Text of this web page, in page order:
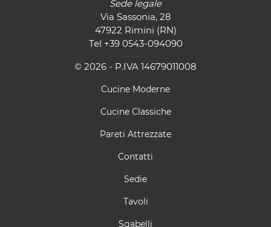
Sede legale
Via Sassonia, 28
47922 Rimini (RN)
Tel +39 0543-094090
© 2026 - P.IVA 14679011008
Cucine Moderne
Cucine Classiche
Pareti Attrezzate
Contatti
Sedie
Tavoli
Sgabelli